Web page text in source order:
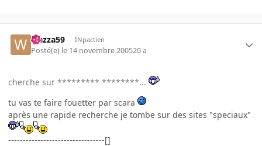
wazza59 INpactien
Posté(e) le 14 novembre 200520 a
cherche sur ********* ********...
tu vas te faire fouetter par scara
après une rapide recherche je tombe sur des sites "speciaux"
---------------------------------[]